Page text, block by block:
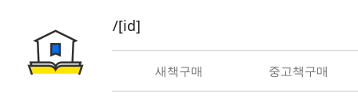
book/rent/[id]
대여 새책구매 중고책구매